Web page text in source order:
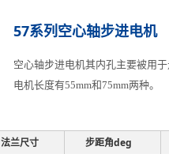
57系列空心轴步进电机
空心轴步进电机其内孔主要被用
电机长度有55mm和75mm两种。
法兰尺寸 步距角deg